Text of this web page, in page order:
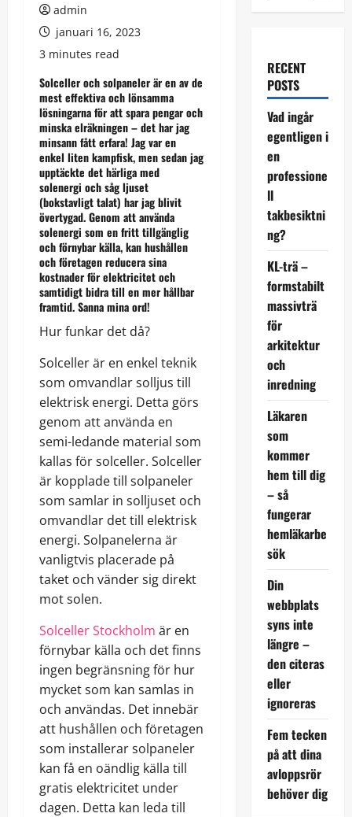
admin
januari 16, 2023
3 minutes read
Solceller och solpaneler är en av de
mest effektiva och lönsamma
lösningarna för att spara pengar och
minska elräkningen – det har jag
minsann fått erfara! Jag var en
enkel liten kampfisk, men sedan jag
upptäckte det härliga med
solenergi och såg ljuset
(bokstavligt talat) har jag blivit
övertygad. Genom att använda
solenergi som en fritt tillgänglig
och förnybar källa, kan hushållen
och företagen reducera sina
kostnader för elektricitet och
samtidigt bidra till en mer hållbar
framtid. Sanna mina ord!
Hur funkar det då?
Solceller är en enkel teknik
som omvandlar solljus till
elektrisk energi. Detta görs
genom att använda en
semi-ledande material som
kallas för solceller. Solceller
är kopplade till solpaneler
som samlar in solljuset och
omvandlar det till elektrisk
energi. Solpanelerna är
vanligtvis placerade på
taket och vänder sig direkt
mot solen.
Solceller Stockholm är en
förnybar källa och det finns
ingen begränsning för hur
mycket som kan samlas in
och användas. Det innebär
att hushållen och företagen
som installerar solpaneler
kan få en oändlig källa till
gratis elektricitet under
dagen. Detta kan leda till
RECENT
POSTS
Vad ingår
egentligen i
en
professione
ll
takbesiktni
ng?
KL-trä –
formstabilt
massivträ
för
arkitektur
och
inredning
Läkaren
som
kommer
hem till dig
– så
fungerar
hemläkarbe
sök
Din
webbplats
syns inte
längre –
den citeras
eller
ignoreras
Fem tecken
på att dina
avloppsrör
behöver dig